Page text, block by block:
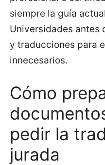
siempre la guía
Universidades antes
y traducciones para
innecesarios.
Cómo
pedir la
jurada